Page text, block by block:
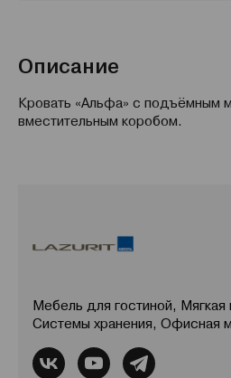
Описание
Кровать «Альфа» с подъёмным
вместительным коробом.
Мебель для гостиной,
Системы хранения, Офисная